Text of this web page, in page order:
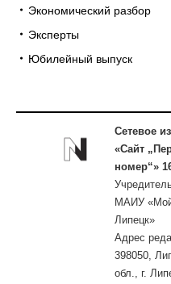
Экономический разбор
Эксперты
Юбилейный выпуск
Сетевое
«Сайт
номер“»
МАИУ
Липецк»
Адрес
398050,
обл., г.